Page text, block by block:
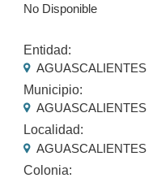
No Disponible
Entidad:
AGUASCALIENTES
Municipio:
AGUASCALIENTES
Localidad:
AGUASCALIENTES
Colonia: